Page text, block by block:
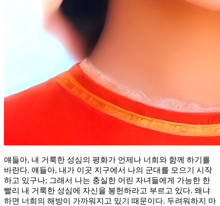
얘들아, 내 거룩한 성심의 평화가 언제나 너희와 함께 하기를
바란다. 얘들아, 내가 이곳 지구에서 나의 군대를 모으기 시작
하고 있구나; 그래서 나는 충실한 어린 자녀들에게 가능한 한
빨리 내 거룩한 성심에 자신을 봉헌하라고 부르고 있다. 왜냐
하면 너희의 해방이 가까워지고 있기 때문이다. 두려워하지 마